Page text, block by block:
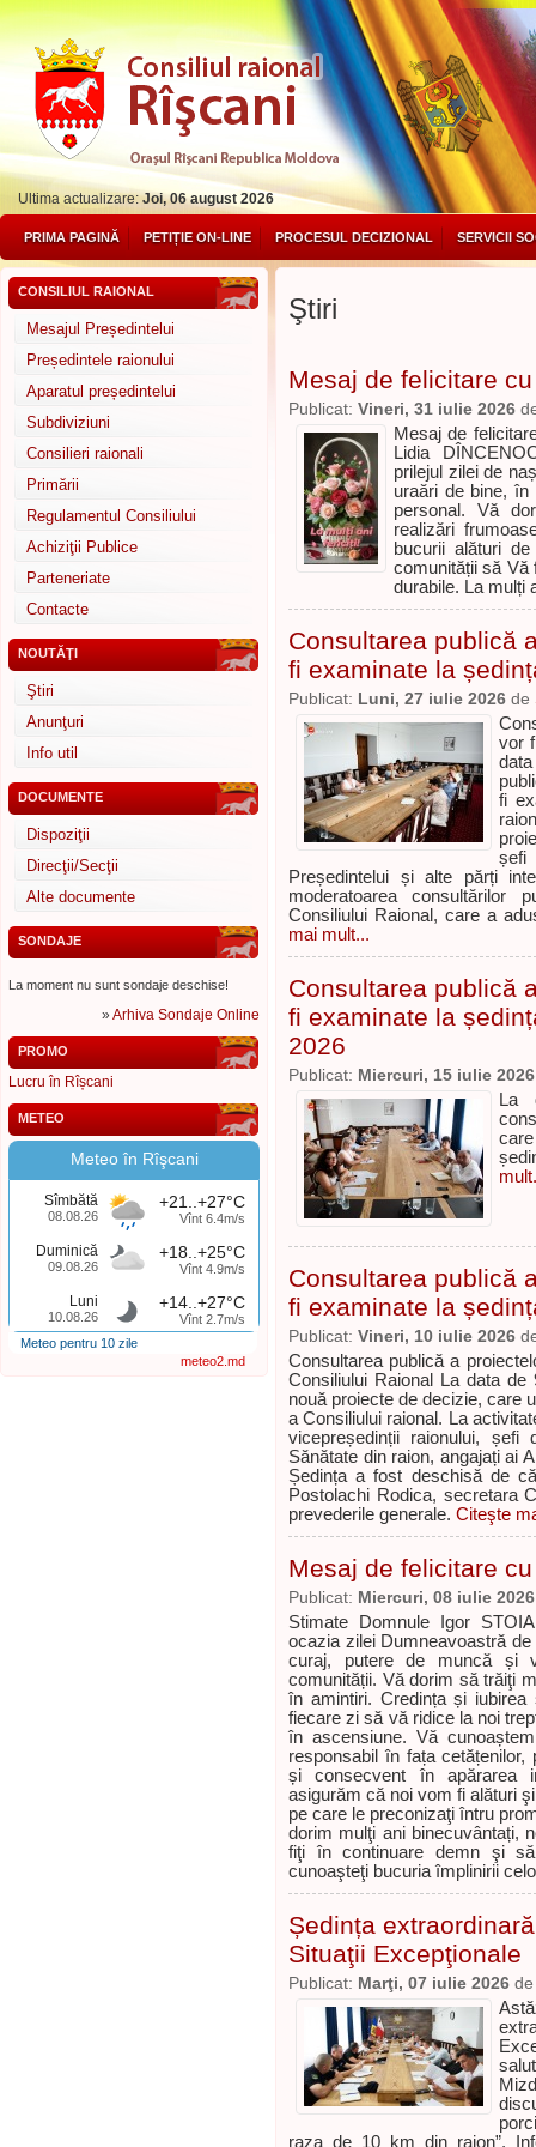
Ultima actualizare:Joi, 06 august 2026
PRIMA PAGINĂ PETIȚIE ON-LINE PROCESUL DECIZIONAL SERVICII
CONSILIUL RAIONAL
Mesajul Președintelui
Președintele raionului
Aparatul președintelui
Subdiviziuni
Consilieri raionali
Primării
Regulamentul Consiliului
Achiziţii Publice
Parteneriate
Contacte
NOUTĂŢI
Ştiri
Anunţuri
Info util
DOCUMENTE
Dispoziţii
Direcţii/Secţii
Alte documente
SONDAJE
La moment nu sunt sondaje deschise!
»Arhiva Sondaje Online
PROMO
Lucru în Rîșcani
METEO
Meteo în Rîşcani
Sîmbătă
08.08.26
+21..+27°C
Vînt 6.4m/s
Duminică
09.08.26
+18..+25°C
Vînt 4.9m/s
Luni
10.08.26
+14..+27°C
Vînt 2.7m/s
Meteo pentru 10 zile
meteo2.md
Ştiri
Mesaj de felicitare
Publicat: Vineri, 31 iulie 2026
Mesaj de
Lidia
prilejul zilei de
uraări de bine,
personal. Vă
realizări
bucurii alături
comunității să Vă
durabile. La mulți
Consultarea publică
fi examinate la
Publicat: Luni, 27 iulie 2026 de
vor
fi
șefi
Președintelui și alte părți
moderatoarea consultărilor
Consiliului Raional, care a
mai mult...
Consultarea publică
fi examinate la
2026
Publicat: Miercuri, 15 iulie 2026
La
Consultarea publică
fi examinate la
Publicat: Vineri, 10 iulie 2026
Consultarea publică a
Consiliului Raional La data
nouă proiecte de decizie, care
a Consiliului raional. La
vicepreședinții raionului,
Sănătate din raion, angajați ai
Ședința a fost deschisă de
Postolachi Rodica, secretara
prevederile generale. Citeşte
Mesaj de felicitare
Publicat: Miercuri, 08 iulie 2026
Stimate Domnule Igor
ocazia zilei Dumneavoastră
curaj, putere de muncă și
comunității. Vă dorim să trăiţi
în amintiri. Credința și
fiecare zi să vă ridice la noi
în ascensiune. Vă
responsabil în fața
și consecvent în apărarea
asigurăm că noi vom fi alături
pe care le preconizaţi întru
dorim mulţi ani binecuvântați,
fiţi în continuare demn şi
cunoaşteţi bucuria împlinirii
Ședința
Situaţii Excepţionale
Publicat: Marţi, 07 iulie 2026
raza de 10 km din raion”.